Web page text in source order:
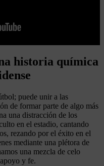
historia química
puede unir a las
de formar parte de algo más
una distracción de los
en el estadio, cantando
rezando por el éxito en el
mediante una plétora de
una mezcla de celo
y fe.